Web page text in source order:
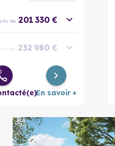
de 201 330 €
de 232 980 €
de 271 663 €
En savoir +